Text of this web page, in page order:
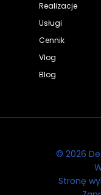
Realizacje
Usługi
Cennik
Vlog
Blog
© 2026
Stronę